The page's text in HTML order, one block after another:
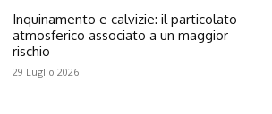
Inquinamento e calvizie: il particolato
atmosferico associato a un maggior
rischio
29 Luglio 2026